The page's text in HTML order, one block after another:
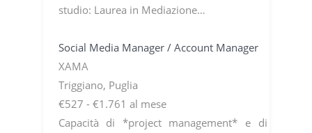
studio: Laurea in Mediazione…
Social Media Manager / Account Manager
XAMA
Triggiano, Puglia
€527 - €1.761 al mese
Capacità di *project management* e di